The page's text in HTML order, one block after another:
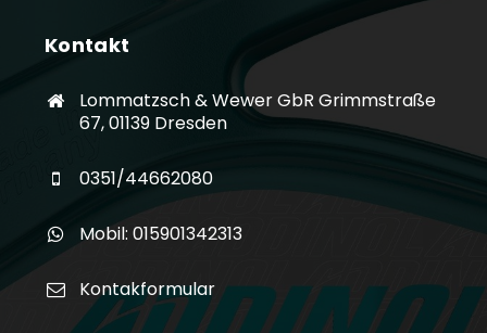
Kontakt
Lommatzsch & Wewer GbR Grimmstraße
67, 01139 Dresden
0351/44662080
Mobil: 015901342313
Kontakformular